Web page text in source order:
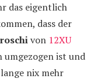
das eigentlich
dass der
von 12XU
umgezogen ist und
nix mehr